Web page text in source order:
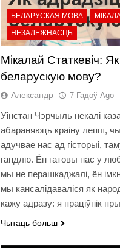
БЕЛАРУСКАЯ МОВА
НЕЗАЛЕЖНАСЦЬ
Miкалай Статкевiч:
беларускую мову?
Александр 7 Гадоў Ago
Уінстан Чэрчыль некалі
абараняюць краіну лепш,
адучвае нас ад гісторыі,
гандлю. Ён гатовы нас у
мы не перашкаджалі, ён
мы кансалідаваліся як
кажу адразу: я праціўнік
Чытаць больш